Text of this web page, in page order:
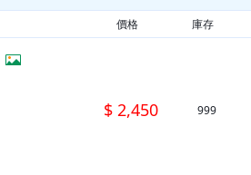
價格 庫存
$ 2,450 999